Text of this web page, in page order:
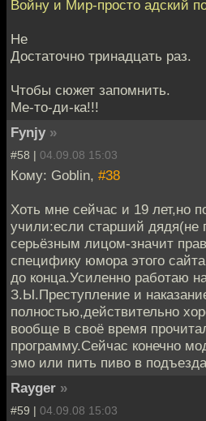
Войну и Мир-просто адский
Не
Достаточно тринадцать раз.
Чтобы сюжет запомнить.
Ме-то-ди-ка!!!
Fynjy »
#58 | 04.09.08 15:03
Кому: Goblin, #38
Хоть мне сейчас и 19 лет,но
учили:если старший дядя(не
серьёзным лицом-значит
специфику юмора этого
до конца.Усиленно работаю
З.Ы.Преступление и
полностью,действительно
вообще в своё время
программу.Сейчас конечно
эмо или пить пиво в
Rayger »
#59 | 04.09.08 15:03